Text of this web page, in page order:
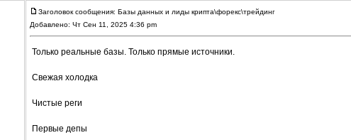
Заголовок сообщения: Базы данных и лиды крипта\форекс\трейдинг
Добавлено: Чт Сен 11, 2025 4:36 pm
Только реальные базы. Только прямые источники.
Свежая холодка
Чистые реги
Первые депы